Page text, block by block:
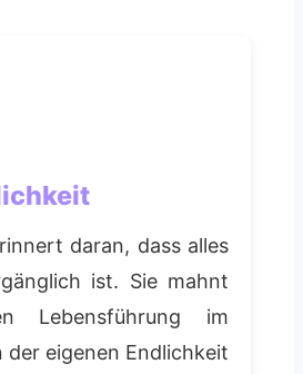
daran, dass alles
ist. Sie mahnt
Lebensführung im
der eigenen Endlichkeit